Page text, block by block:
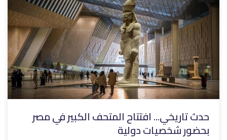
حدث تاريخي... افتتاح المتحف الكبير في مصر
بحضور شخصيات دولية